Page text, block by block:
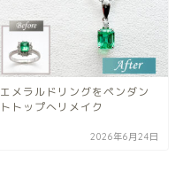
エメラルドリングをペンダン
トトップへリメイク
2026年6月24日